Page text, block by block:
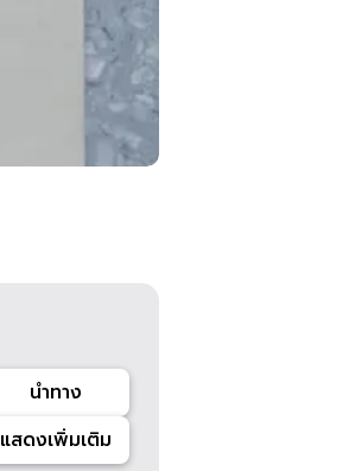
นำทาง
แสดงเพิ่มเติม